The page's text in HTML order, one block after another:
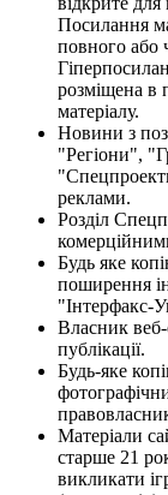
Посилання
повного або
розміщена в
матеріалу.
Новини з
"Регіони",
реклами.
Розділ
Будь яке
поширення
"Інтерфакс-
Власник веб-
публікації.
Будь-яке
Матеріали
старше 21
викликати